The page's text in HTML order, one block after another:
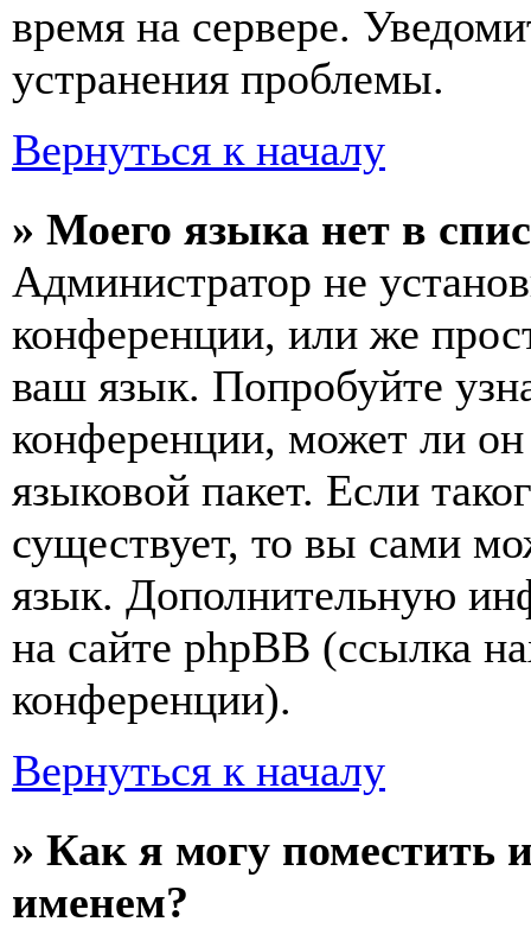
время на сервере.
устранения проблемы.
Вернуться к началу
» Моего языка нет в
Администратор не
конференции, или же
ваш язык. Попробуйте
конференции, может ли
языковой пакет. Если
существует, то вы сами
язык. Дополнительную
на сайте phpBB (ссылка
конференции).
Вернуться к началу
» Как я могу поместить
именем?